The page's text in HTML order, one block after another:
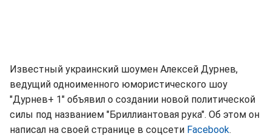
Известный украинский шоумен Алексей Дурнев,
ведущий одноименного юмористического шоу
"Дурнев+ 1" объявил о создании новой политической
силы под названием "Бриллиантовая рука". Об этом он
написал на своей странице в соцсети Facebook.